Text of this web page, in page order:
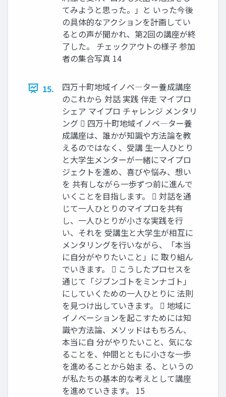
てみようと思った。」と いった今後
の具体的なアクションを計画してい
るとの声が聞かれ、第2回の講座が終
了した。 チェックアウトの様子 参加
者の集合写真 14
15.
四万十町地域イノベ―ター養成講座
のこれから 対話 実践 伴走 マイプロ
シェア マイプロ チャレンジ メンタリ
ング  四万十町地域イノベ―ター養
成講座は、誰かが知識や方法論を教
えるのではなく、受講 生一人ひとり
と大学生メンターが一緒にマイプロ
ジェクトを進め、喜びや悩み、想い
を 共有しながら一歩ずつ前に進んで
いくことを目指します。  対話を通
じて一人ひとりのマイプロを共有
し、一人ひとりが小さな実践を行
い、それを 受講生と大学生が相互に
メンタリングを行いながら、「本当
に自分がやりたいこと」に 取り組ん
でいきます。  こうしたプロセスを
通じて「ジブンゴトをミンナゴト」
にしていくための一人ひとりに 法則
を見つけ出していきます。  地域に
イノベーションを起こすためには知
識や方法論、メソッドはもちろん、
本当に自 分がやりたいこと、気にな
ることを、仲間とともに小さな一歩
を進めることから始ま る、というの
が私たちの基本的な考えとして講座
を進めていきます。 15